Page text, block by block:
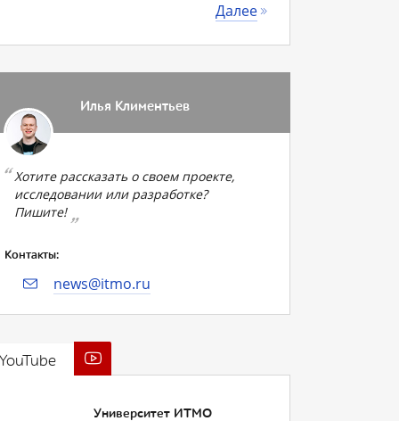
Далее
Илья Климентьев
Хотите рассказать о своем проекте,
исследовании или разработке?
Пишите!
Контакты:
news@itmo.ru
Университет ИТМО